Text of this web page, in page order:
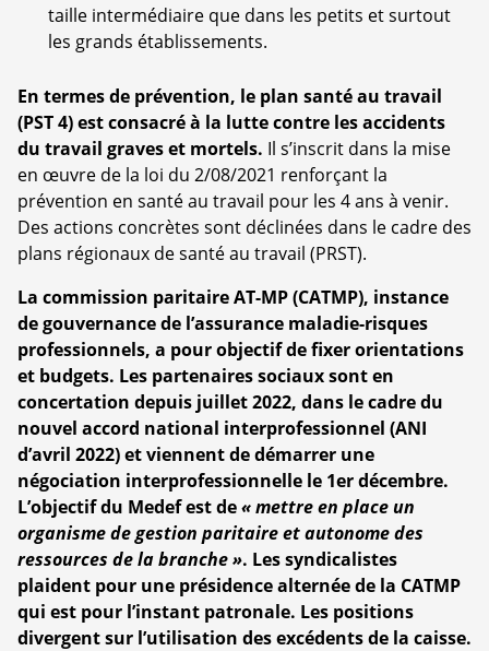
taille intermédiaire que dans les petits et surtout
les grands établissements.
En termes de prévention, le plan santé au travail
(PST 4) est consacré à la lutte contre les accidents
du travail graves et mortels. Il s’inscrit dans la mise
en œuvre de la loi du 2/08/2021 renforçant la
prévention en santé au travail pour les 4 ans à venir.
Des actions concrètes sont déclinées dans le cadre des
plans régionaux de santé au travail (PRST).
La commission paritaire AT-MP (CATMP), instance
de gouvernance de l’assurance maladie-risques
professionnels, a pour objectif de fixer orientations
et budgets. Les partenaires sociaux sont en
concertation depuis juillet 2022, dans le cadre du
nouvel accord national interprofessionnel (ANI
d’avril 2022) et viennent de démarrer une
négociation interprofessionnelle le 1er décembre.
L’objectif du Medef est de« mettre en place un
organisme de gestion paritaire et autonome des
ressources de la branche ». Les syndicalistes
plaident pour une présidence alternée de la CATMP
qui est pour l’instant patronale. Les positions
divergent sur l’utilisation des excédents de la caisse.